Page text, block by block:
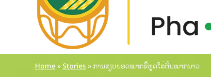
Home » Stories » ການສຽບຍອດໝາກຂີ້ຫູດໃສ່ຕົ້ນໝາກນາວ